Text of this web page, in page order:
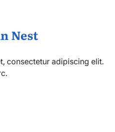
Nest
consectetur adipiscing elit.